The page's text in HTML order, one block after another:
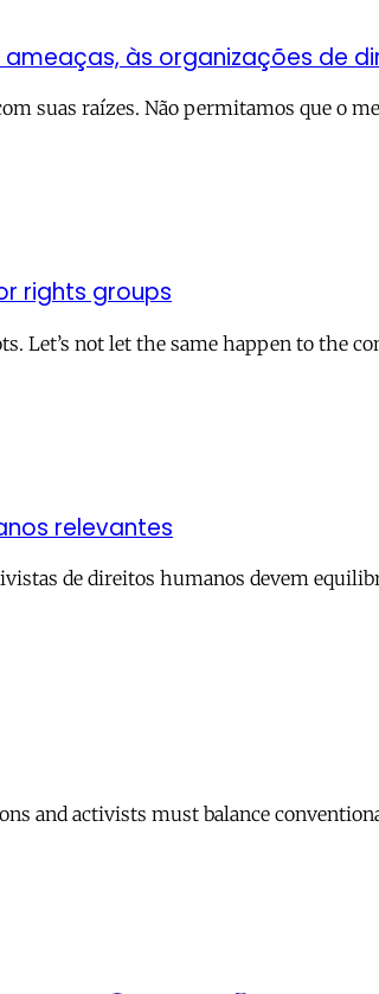
às organizações de
suas raízes. Não permitamos que o
rights groups
not let the same happen to the
relevantes‬‬‬‬‬‬
de direitos humanos devem
and activists must balance